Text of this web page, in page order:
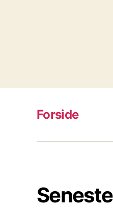
Forside